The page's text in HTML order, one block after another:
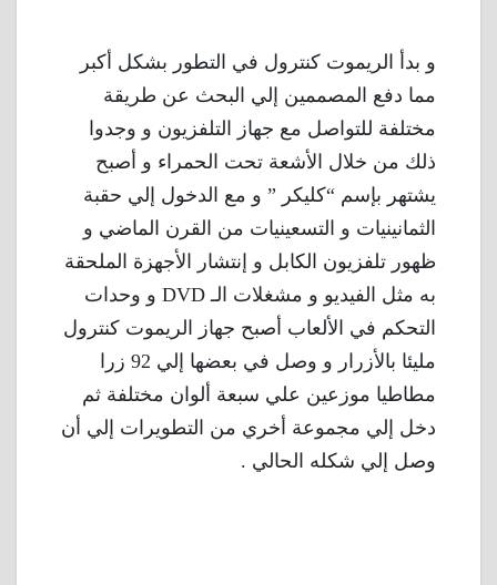
و بدأ الريموت كنترول في التطور بشكل أكبر
مما دفع المصممين إلي البحث عن طريقة
مختلفة للتواصل مع جهاز التلفزيون و وجدوا
ذلك من خلال الأشعة تحت الحمراء و أصبح
يشتهر بإسم “كليكر ” و مع الدخول إلي حقبة
الثمانينيات و التسعينيات من القرن الماضي و
ظهور تلفزيون الكابل و إنتشار الأجهزة الملحقة
به مثل الفيديو و مشغلات الـ DVD و وحدات
التحكم في الألعاب أصبح جهاز الريموت كنترول
مليئا بالأزرار و وصل في بعضها إلي 92 زرا
مطاطيا موزعين علي سبعة ألوان مختلفة ثم
دخل إلي مجموعة أخري من التطويرات إلي أن
وصل إلي شكله الحالي .